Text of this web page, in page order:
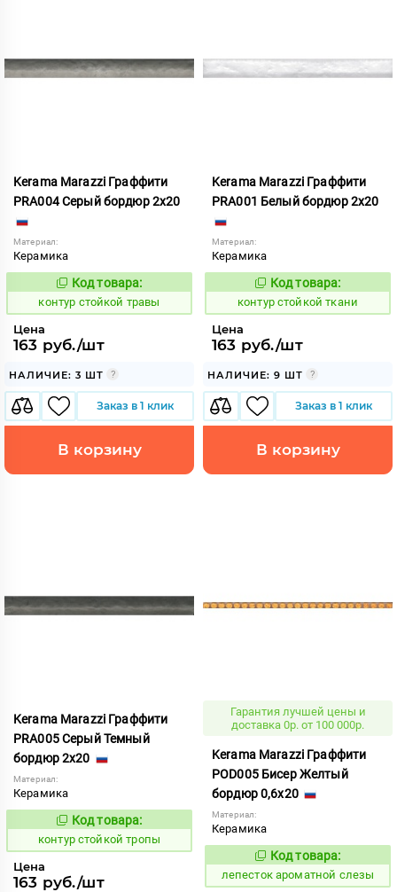
Kerama Marazzi Граффити
PRA004 Серый бордюр 2x20
Материал:
Керамика
762357
Код товара:
контур стойкой травы
Цена
163 руб./шт
НАЛИЧИЕ: 3 ШТ
Заказ в 1 клик
В корзину
Kerama Marazzi Граффити
PRA001 Белый бордюр 2x20
Материал:
Керамика
762355
Код товара:
контур стойкой ткани
Цена
163 руб./шт
НАЛИЧИЕ: 9 ШТ
Заказ в 1 клик
В корзину
Kerama Marazzi Граффити
PRA005 Серый Темный
бордюр 2x20
Материал:
Керамика
762358
Код товара:
контур стойкой тропы
Цена
163 руб./шт
Гарантия лучшей цены и
доставка 0р. от 100 000р.
Kerama Marazzi Граффити
POD005 Бисер Желтый
бордюр 0,6x20
Материал:
Керамика
859721
Код товара:
лепесток ароматной слезы